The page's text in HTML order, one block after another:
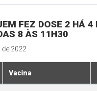
FEZ DOSE 2 HÁ
8 ÀS 11H30
2022
Vacina